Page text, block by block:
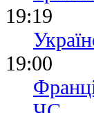
19:19
19:00